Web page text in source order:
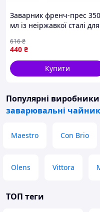
Заварник френч-прес 350
мл із неіржавкої сталі для
Kamille FK-10421
440 ₴
616₴
Купити
Популярні виробники
заварювальні
Maestro Con Brio
Olens Vittora
ТОП теги